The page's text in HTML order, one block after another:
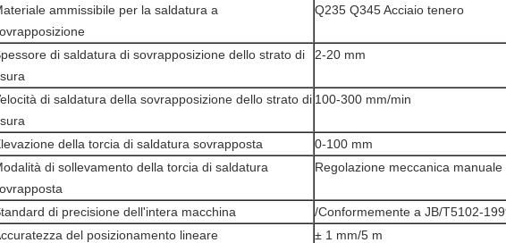
ammissibile per la saldatura a
Q235 Q345 Acciaio tenero
di saldatura di sovrapposizione dello strato di
2-20 mm
di saldatura della sovrapposizione dello strato di 100-300 mm/min
della torcia di saldatura sovrapposta
0-100 mm
di sollevamento della torcia di saldatura
Regolazione meccanica manuale
di precisione dell'intera macchina
/Conformemente a JB/T5102-
del posizionamento lineare
± 1 mm/5 m